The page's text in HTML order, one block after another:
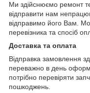
Ми здійснюємо ремонт
відправити нам
відправимо його Вам.
перевізника та спосіб
Доставка та оплата
Відправка замовлення
переважно в день
потрібно перевіряти
пошкоджень.